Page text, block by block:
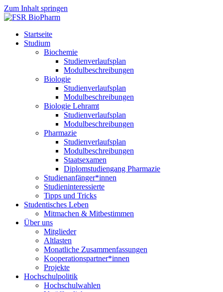
Zum Inhalt springen
Startseite
Studium
Biochemie
Studienverlaufsplan
Modulbeschreibungen
Biologie
Studienverlaufsplan
Modulbeschreibungen
Biologie Lehramt
Studienverlaufsplan
Modulbeschreibungen
Pharmazie
Studienverlaufsplan
Modulbeschreibungen
Staatsexamen
Diplomstudiengang Pharmazie
Studienanfänger*innen
Studieninteressierte
Tipps und Tricks
Studentisches Leben
Mitmachen & Mitbestimmen
Über uns
Mitglieder
Altlasten
Monatliche Zusammenfassungen
Kooperationspartner*innen
Projekte
Hochschulpolitik
Hochschulwahlen